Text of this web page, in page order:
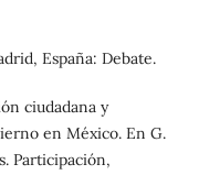
España: Debate.
ciudadana y
en México. En G.
Participación,